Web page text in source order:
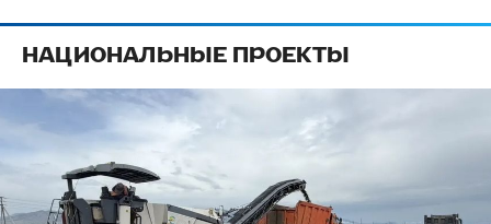
НАЦИОНАЛЬНЫЕ ПРОЕКТЫ